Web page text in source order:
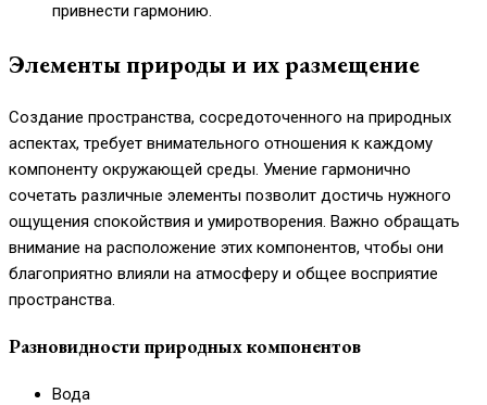
привнести гармонию.
Элементы природы и их размещение
Создание пространства, сосредоточенного на природных
аспектах, требует внимательного отношения к каждому
компоненту окружающей среды. Умение гармонично
сочетать различные элементы позволит достичь нужного
ощущения спокойствия и умиротворения. Важно обращать
внимание на расположение этих компонентов, чтобы они
благоприятно влияли на атмосферу и общее восприятие
пространства.
Разновидности природных компонентов
Вода